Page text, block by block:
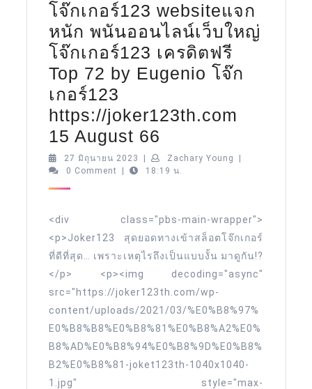
โจ๊กเกอร์123 websiteแจก
หนัก พนันออนไลน์เว็บใหญ่
โจ๊กเกอร์123 เครดิตฟรี
Top 72 by Eugenio โจ๊ก
เกอร์123
https://joker123th.com
15 August 66
เกอร์123
websiteแจก
พนัน
ออนไลน์
เว็บ
ใหญ่
โจ๊ก
เกอร์123
เครดิต
ฟรี
27 มิถุนายน 2023 27
มิถุนายน
| Zachary Young Zachary
|
0 Comment
| 18:19 น.
<div class="pbs-main-wrapper">
<p>Joker123 สุดยอดทางเข้าสล็อตโจ๊กเกอร์
ที่ดีที่สุด… เพราะเหตุไรถึงเป็นแบบงั้น มาดูกัน!?
</p> <p><img decoding="async"
src="https://joker123th.com/wp-
content/uploads/2021/03/%E0%B8%97%
E0%B8%B8%E0%B8%81%E0%B8%A2%E0%
B8%AD%E0%B8%94%E0%B8%9D%E0%B8%
B2%E0%B8%81-joket123th-1040x1040-
1.jpg" style="max-